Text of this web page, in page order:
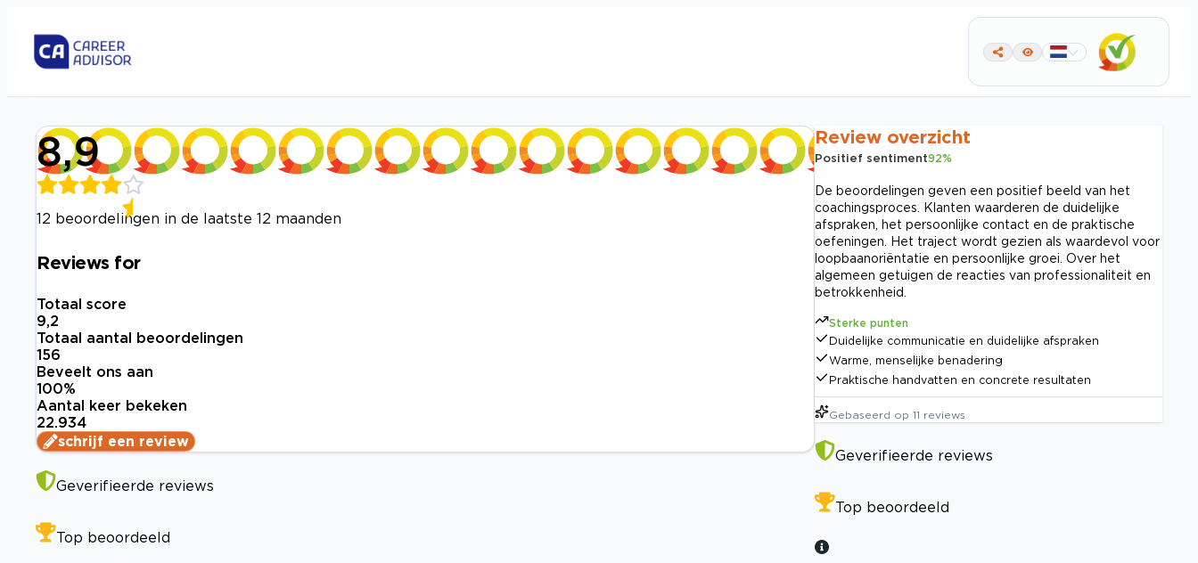
8,9
12 beoordelingen in de laatste 12 maanden
Reviews for
Totaal score
9,2
Totaal aantal beoordelingen
156
Beveelt ons aan
100%
Aantal keer bekeken
22.934
schrijf een review
Geverifieerde reviews
Top beoordeeld
Review overzicht
Positief sentiment92%
De beoordelingen geven een positief beeld van het
coachingsproces. Klanten waarderen de duidelijke
afspraken, het persoonlijke contact en de praktische
oefeningen. Het traject wordt gezien als waardevol voor
loopbaanoriëntatie en persoonlijke groei. Over het
algemeen getuigen de reacties van professionaliteit en
betrokkenheid.
Sterke punten
Duidelijke communicatie en duidelijke afspraken
Warme, menselijke benadering
Praktische handvatten en concrete resultaten
Gebaseerd op 11 reviews
Geverifieerde reviews
Top beoordeeld